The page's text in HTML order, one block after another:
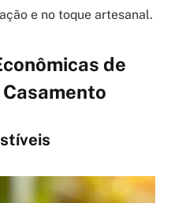
e no toque artesanal.
de